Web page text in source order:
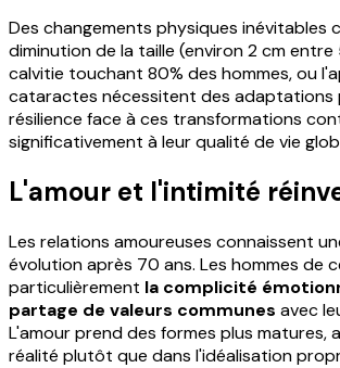
Des changements physiques inévitables
diminution de la taille (environ 2 cm
calvitie touchant 80% des hommes, ou
cataractes nécessitent des adaptations
résilience face à ces transformations
significativement à leur qualité de vie
L'amour et l'intimité
Les relations amoureuses connaissent
évolution après 70 ans. Les hommes de
particulièrement la complicité
partage de valeurs communes avec
L'amour prend des formes plus matures,
réalité plutôt que dans l'idéalisation